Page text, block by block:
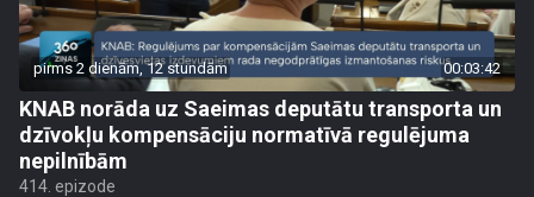
pirms 2 dienām, 12 stundām 00:03:42
KNAB norāda uz Saeimas deputātu transporta un
dzīvokļu kompensāciju normatīvā regulējuma
nepilnībām
414. epizode